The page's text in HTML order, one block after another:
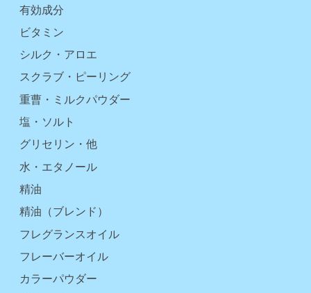
有効成分
ビタミン
シルク・アロエ
スクラブ・ピーリング
重曹・ミルクパウダー
塩・ソルト
グリセリン・他
水・エタノール
精油
精油（ブレンド）
フレグランスオイル
フレーバーオイル
カラーパウダー